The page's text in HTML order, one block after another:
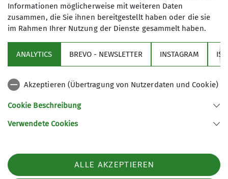
Sektion
Service
Sektion Augsburg des Deutschen Alpenvereins e.V.
Telefon +49 821 516780
Informationen möglicherweise mit weiteren Daten
zusammen, die Sie ihnen bereitgestellt haben oder die sie
im Rahmen Ihrer Nutzung der Dienste gesammelt haben.
ANALYTICS BREVO - NEWSLETTER INSTAGRAM
Akzeptieren (Übertragung von Nutzerdaten und Cookie)
Cookie Beschreibung
Verwendete Cookies
ALLE AKZEPTIEREN